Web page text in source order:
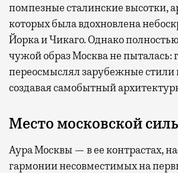
помпезные сталинские высотки,
которых была вдохновлена
Йорка и Чикаго. Однако
чужой образ Москва не пыталась:
переосмыслял зарубежные стили
создавая самобытный
Место московской
Аура Москвы — в ее контрастах,
гармонии несовместимых на